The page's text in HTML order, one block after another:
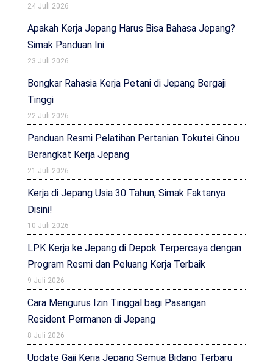
24 Juli 2026
Apakah Kerja Jepang Harus Bisa Bahasa Jepang?
Simak Panduan Ini
23 Juli 2026
Bongkar Rahasia Kerja Petani di Jepang Bergaji
Tinggi
22 Juli 2026
Panduan Resmi Pelatihan Pertanian Tokutei Ginou
Berangkat Kerja Jepang
21 Juli 2026
Kerja di Jepang Usia 30 Tahun, Simak Faktanya
Disini!
10 Juli 2026
LPK Kerja ke Jepang di Depok Terpercaya dengan
Program Resmi dan Peluang Kerja Terbaik
9 Juli 2026
Cara Mengurus Izin Tinggal bagi Pasangan
Resident Permanen di Jepang
8 Juli 2026
Update Gaji Kerja Jepang Semua Bidang Terbaru